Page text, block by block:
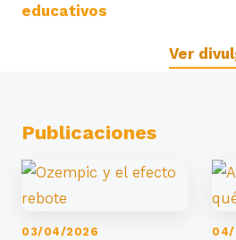
educativos
Ver
Publicaciones
03/04/2026 04/